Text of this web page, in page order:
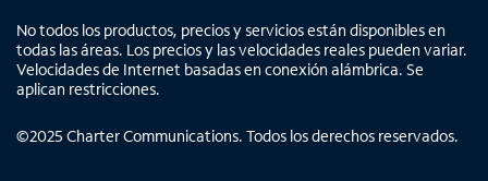
No todos los productos, precios y servicios están disponibles en
todas las áreas. Los precios y las velocidades reales pueden variar.
Velocidades de Internet basadas en conexión alámbrica. Se
aplican restricciones.
©2025 Charter Communications. Todos los derechos reservados.